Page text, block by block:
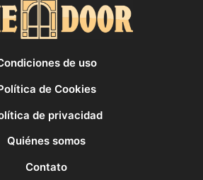
de uso
de Cookies
de privacidad
Quiénes somos
Contato